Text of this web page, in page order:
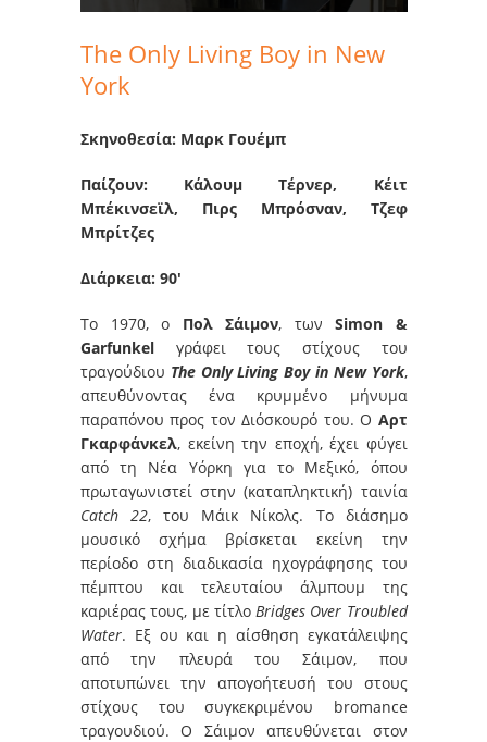
The Only Living Boy in New
York
Σκηνοθεσία: Μαρκ Γουέμπ
Παίζουν: Κάλουμ Τέρνερ, Κέιτ
Μπέκινσεϊλ, Πιρς Μπρόσναν, Τζεφ
Μπρίτζες
Διάρκεια: 90′
To 1970, o Πολ Σάιμον, τωνSimon &
Garfunkel γράφει τους στίχους του
τραγούδιου The Only Living Boy in New York,
απευθύνοντας ένα κρυμμένο μήνυμα
παραπόνου προς τον Διόσκουρό του. Ο Αρτ
Γκαρφάνκελ, εκείνη την εποχή, έχει φύγει
από τη Νέα Υόρκη για το Μεξικό, όπου
πρωταγωνιστεί στην (καταπληκτική) ταινία
Catch 22, του Μάικ Νίκολς. Το διάσημο
μουσικό σχήμα βρίσκεται εκείνη την
περίοδο στη διαδικασία ηχογράφησης του
πέμπτου και τελευταίου άλμπουμ της
καριέρας τους, με τίτλοBridges Over Troubled
Water. Εξ ου και η αίσθηση εγκατάλειψης
από την πλευρά του Σάιμον, που
αποτυπώνει την απογοήτευσή του στους
στίχους του συγκεκριμένου bromance
τραγουδιού. Ο Σάιμον απευθύνεται στον